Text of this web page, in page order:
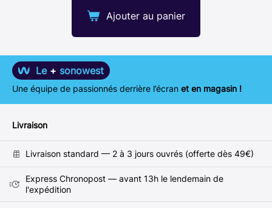
Ajouter au panier
Le + sonowest
Une équipe de passionnés derrière l’écran et en magasin !
Livraison
Livraison standard — 2 à 3 jours ouvrés (offerte dès 49€)
Express Chronopost — avant 13h le lendemain de
l'expédition